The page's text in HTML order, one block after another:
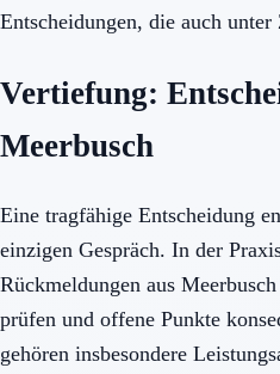
Entscheidungen, die auch
Vertiefung:
Meerbusch
Eine tragfähige Entscheidung
einzigen Gespräch. In der
Rückmeldungen aus
prüfen und offene Punkte
gehören insbesondere